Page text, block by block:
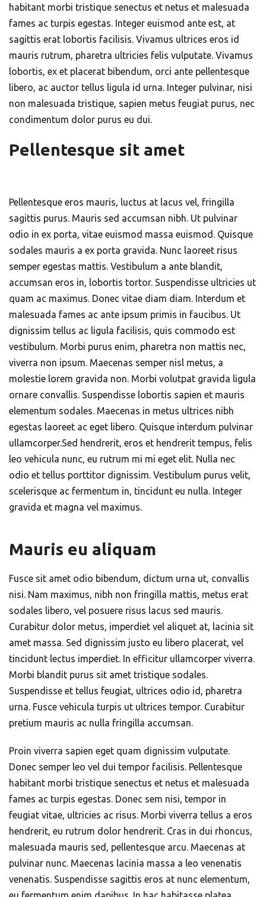
habitant morbi tristique senectus et netus et malesuada
fames ac turpis egestas. Integer euismod ante est, at
sagittis erat lobortis facilisis. Vivamus ultrices eros id
mauris rutrum, pharetra ultricies felis vulputate. Vivamus
lobortis, ex et placerat bibendum, orci ante pellentesque
libero, ac auctor tellus ligula id urna. Integer pulvinar, nisi
non malesuada tristique, sapien metus feugiat purus, nec
condimentum dolor purus eu dui.
Pellentesque sit amet
Pellentesque eros mauris, luctus at lacus vel, fringilla
sagittis purus. Mauris sed accumsan nibh. Ut pulvinar
odio in ex porta, vitae euismod massa euismod. Quisque
sodales mauris a ex porta gravida. Nunc laoreet risus
semper egestas mattis. Vestibulum a ante blandit,
accumsan eros in, lobortis tortor. Suspendisse ultricies ut
quam ac maximus. Donec vitae diam diam. Interdum et
malesuada fames ac ante ipsum primis in faucibus. Ut
dignissim tellus ac ligula facilisis, quis commodo est
vestibulum. Morbi purus enim, pharetra non mattis nec,
viverra non ipsum. Maecenas semper nisl metus, a
molestie lorem gravida non. Morbi volutpat gravida ligula
ornare convallis. Suspendisse lobortis sapien et mauris
elementum sodales. Maecenas in metus ultrices nibh
egestas laoreet ac eget libero. Quisque interdum pulvinar
ullamcorper.Sed hendrerit, eros et hendrerit tempus, felis
leo vehicula nunc, eu rutrum mi mi eget elit. Nulla nec
odio et tellus porttitor dignissim. Vestibulum purus velit,
scelerisque ac fermentum in, tincidunt eu nulla. Integer
gravida et magna vel maximus.
Mauris eu aliquam
Fusce sit amet odio bibendum, dictum urna ut, convallis
nisi. Nam maximus, nibh non fringilla mattis, metus erat
sodales libero, vel posuere risus lacus sed mauris.
Curabitur dolor metus, imperdiet vel aliquet at, lacinia sit
amet massa. Sed dignissim justo eu libero placerat, vel
tincidunt lectus imperdiet. In efficitur ullamcorper viverra.
Morbi blandit purus sit amet tristique sodales.
Suspendisse et tellus feugiat, ultrices odio id, pharetra
urna. Fusce vehicula turpis ut ultrices tempor. Curabitur
pretium mauris ac nulla fringilla accumsan.
Proin viverra sapien eget quam dignissim vulputate.
Donec semper leo vel dui tempor facilisis. Pellentesque
habitant morbi tristique senectus et netus et malesuada
fames ac turpis egestas. Donec sem nisi, tempor in
feugiat vitae, ultricies ac risus. Morbi viverra tellus a eros
hendrerit, eu rutrum dolor hendrerit. Cras in dui rhoncus,
malesuada mauris sed, pellentesque arcu. Maecenas at
pulvinar nunc. Maecenas lacinia massa a leo venenatis
venenatis. Suspendisse sagittis eros at nunc elementum,